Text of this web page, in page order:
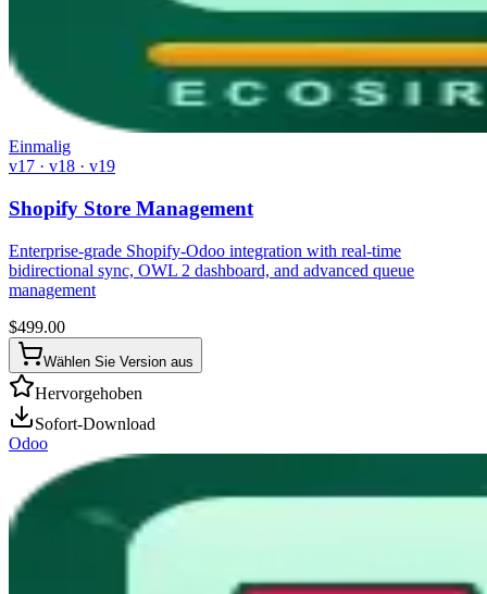
Einmalig
v17 · v18 · v19
Shopify Store Management
Enterprise-grade Shopify-Odoo integration with real-time
bidirectional sync, OWL 2 dashboard, and advanced queue
management
$499.00
Wählen Sie Version aus
Hervorgehoben
Sofort-Download
Odoo